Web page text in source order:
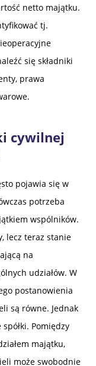
netto majątku.
tj.
się składniki
prawa
cywilnej
pojawia się w
potrzeba
wspólników.
lecz teraz stanie
na
udziałów. W
postanowienia
są równe. Jednak
Pomiędzy
majątku,
może swobodnie